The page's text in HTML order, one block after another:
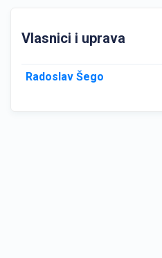
Vlasnici i uprava
Radoslav Šego